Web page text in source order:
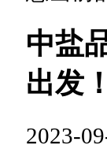
中盐
出发！
2023-